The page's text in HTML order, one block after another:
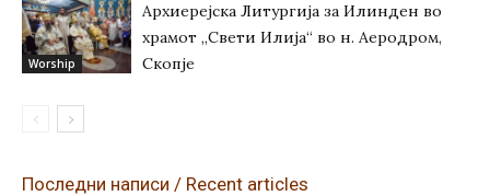
Worship
Архиерејска Литургија за Илинден во
храмот „Свети Илија“ во н. Аеродром,
Скопје
Последни написи / Recent articles